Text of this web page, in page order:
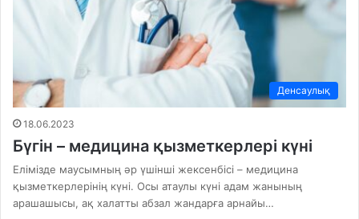
Денсаулық
18.06.2023
Бүгін – медицина қызметкерлері күні
Елімізде маусымның əр үшінші жексенбісі – медицина
қызметкерлерінің күні. Осы атаулы күні адам жанының
арашашысы, ақ халатты абзал жандарға арнайы…